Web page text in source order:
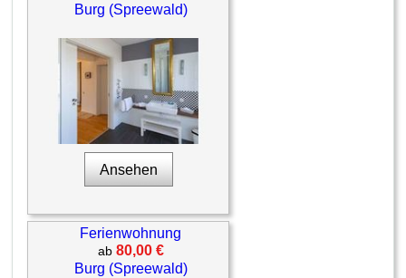
Burg (Spreewald)
Ansehen
Ferienwohnung
ab 80,00 €
Burg (Spreewald)